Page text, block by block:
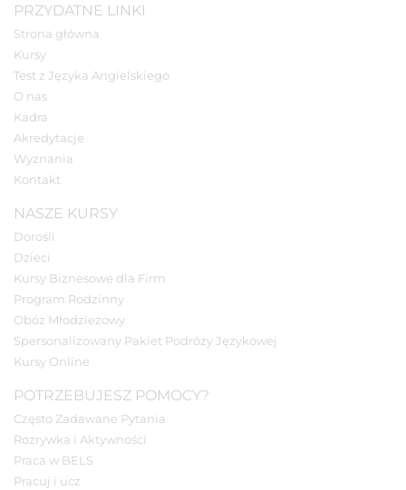
PRZYDATNE LINKI
Strona główna
Kursy
Test z Języka Angielskiego
O nas
Kadra
Akredytacje
Wyznania
Kontakt
NASZE KURSY
Dorośli
Dzieci
Kursy Biznesowe dla Firm
Program Rodzinny
Obóz Młodzieżowy
Spersonalizowany Pakiet Podróży Językowej
Kursy Online
POTRZEBUJESZ POMOCY?
Często Zadawane Pytania
Rozrywka i Aktywności
Praca w BELS
Pracuj i ucz